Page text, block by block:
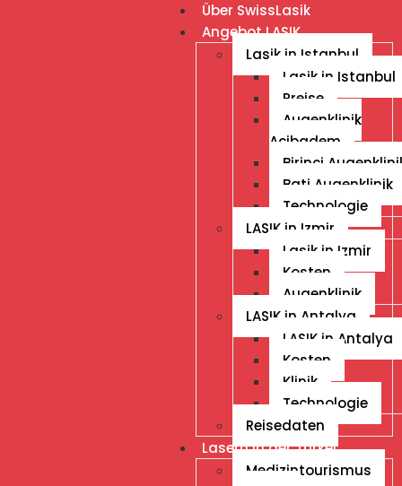
Über SwissLasik
Angebot LASIK
Lasik in Istanbul
Lasik in Istanbul
Preise
Augenklinik
Acibadem
Birinci
Bati Augenklinik
Technologie
LASIK in Izmir
Lasik in Izmir
Kosten
Augenklinik
LASIK in Antalya
LASIK in Antalya
Kosten
Klinik
Technologie
Reisedaten
Lasern in der Türkei
Medizintourismus